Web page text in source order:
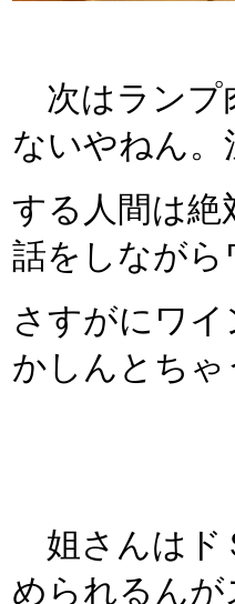
次はランプ
ないやねん
する人間は絶
話をしながら
さすがにワ
かしんとち
姐さんはド
められるん